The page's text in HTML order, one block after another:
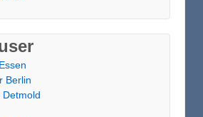
Berlin